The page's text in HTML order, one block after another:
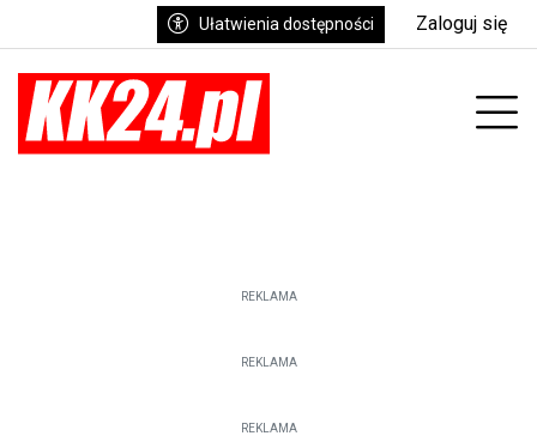
Ułatwienia dostępności Zaloguj się
REKLAMA
REKLAMA
REKLAMA